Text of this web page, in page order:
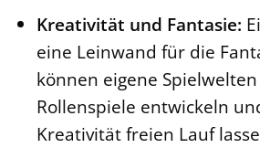
Kreativität und Fantasie:
eine Leinwand für die
können eigene
Rollenspiele entwickeln
Kreativität freien Lauf